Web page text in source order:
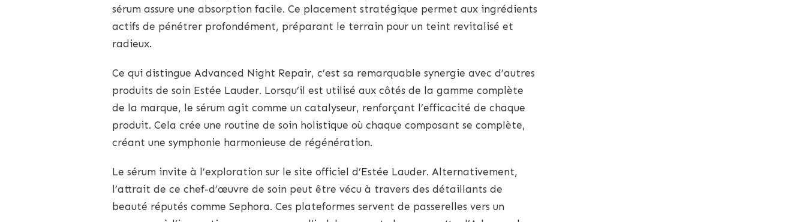
sérum assure une absorption facile. Ce placement stratégique permet aux ingrédients
actifs de pénétrer profondément, préparant le terrain pour un teint revitalisé et
radieux.
Ce qui distingue Advanced Night Repair, c’est sa remarquable synergie avec d’autres
produits de soin Estée Lauder. Lorsqu’il est utilisé aux côtés de la gamme complète
de la marque, le sérum agit comme un catalyseur, renforçant l’efficacité de chaque
produit. Cela crée une routine de soin holistique où chaque composant se complète,
créant une symphonie harmonieuse de régénération.
Le sérum invite à l’exploration sur le site officiel d’Estée Lauder. Alternativement,
l’attrait de ce chef-d’œuvre de soin peut être vécu à travers des détaillants de
beauté réputés comme Sephora. Ces plateformes servent de passerelles vers un